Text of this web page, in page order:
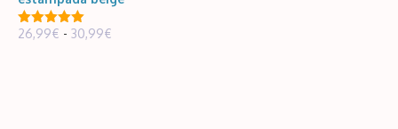
29,99€
5.00de 5
26,99€ - 30,99€